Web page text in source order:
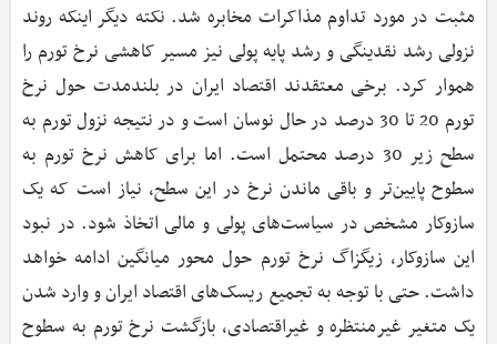
مثبت در مورد تداوم مذاکرات مخابره شد. نکته دیگر اینکه روند
نزولی رشد نقدینگی و رشد پایه پولی نیز مسیر کاهشی نرخ تورم را
هموار کرد. برخی معتقدند اقتصاد ایران در بلندمدت حول نرخ
تورم 20 تا 30 درصد در حال نوسان است و در نتیجه نزول تورم به
سطح زیر 30 درصد محتمل است. اما برای کاهش نرخ تورم به
سطوح پایین‌تر و باقی ماندن نرخ در این سطح، نیاز است که یک
سازوکار مشخص در سیاست‌های پولی و مالی اتخاذ شود. در نبود
این سازوکار، زیگزاگ نرخ تورم حول محور میانگین ادامه خواهد
داشت. حتی با توجه به تجمیع ریسک‌های اقتصاد ایران و وارد شدن
یک متغیر غیرمنتظره و غیراقتصادی، بازگشت نرخ تورم به سطوح